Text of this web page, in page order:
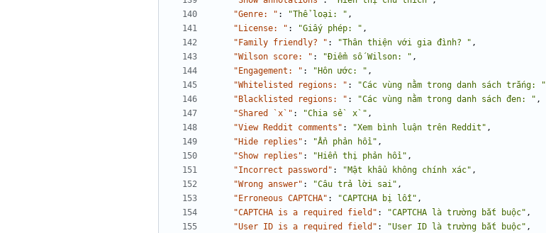
"Genre: " : "Thể loại: " ,
"License: " : "Giấy phép: " ,
"Family friendly? " : "Thân thiện với gia đình? " ,
"Wilson score: " : "Điểm số Wilson: " ,
"Engagement: " : "Hôn ước: " ,
"Whitelisted regions: " : "Các vùng nằm trong danh sách trắng: "
"Blacklisted regions: " : "Các vùng nằm trong danh sách đen: " ,
"Shared `x`" : "Chia sẻ` x`" ,
"View Reddit comments" : "Xem bình luận trên Reddit" ,
"Hide replies" : "Ẩn phản hồi" ,
"Show replies" : "Hiển thị phản hồi" ,
"Incorrect password" : "Mật khẩu không chính xác" ,
"Wrong answer" : "Câu trả lời sai" ,
"Erroneous CAPTCHA" : "CAPTCHA bị lỗi" ,
"CAPTCHA is a required field" : "CAPTCHA là trường bắt buộc" ,
"User ID is a required field" : "User ID là trường bắt buộc" ,